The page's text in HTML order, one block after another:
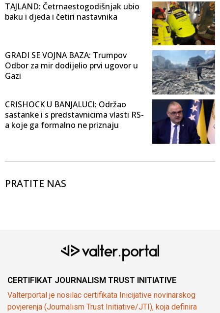
TAJLAND: Četrnaestogodišnjak ubio
baku i djeda i četiri nastavnika
GRADI SE VOJNA BAZA: Trumpov
Odbor za mir dodijelio prvi ugovor u
Gazi
CRISHOCK U BANJALUCI: Održao
sastanke i s predstavnicima vlasti RS-
a koje ga formalno ne priznaju
PRATITE NAS
CERTIFIKAT JOURNALISM TRUST INITIATIVE
Valterportal je nosilac certifikata Inicijative novinarskog
povjerenja (Journalism Trust Initiative/JTI), koja definira